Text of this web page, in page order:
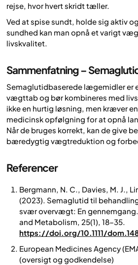
rejse, hvor hvert skridt tæller.
Ved at spise sundt, holde sig aktiv
sundhed kan man opnå et varigt
livskvalitet.
Sammenfatning –
Semaglutidbaserede lægemidler er
vægttab og bør kombineres med
ikke en hurtig løsning, men kræver
medicinsk opfølgning for at opnå
Når de bruges korrekt, kan de give
bæredygtig vægtreduktion og
Referencer
Bergmann, N. C., Davies, M. J.,
(2023). Semaglutid til
svær overvægt: En gennemgang.
and Metabolism, 25(1), 18–35.
https://doi.org/10.1111/
European Medicines Agency
(oversigt og godkendelse)